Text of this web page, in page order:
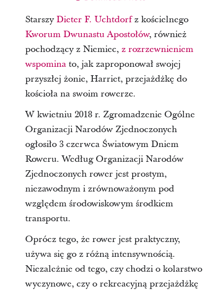
Starszy Dieter F. Uchtdorfz kościelnego
Kworum Dwunastu Apostołów, również
pochodzący z Niemiec, z rozrzewnieniem
wspominato, jak zaproponował swojej
przyszłej żonie, Harriet, przejażdżkę do
kościoła na swoim rowerze.
W kwietniu 2018 r. Zgromadzenie Ogólne
Organizacji Narodów Zjednoczonych
ogłosiło 3 czerwca Światowym Dniem
Roweru. Według Organizacji Narodów
Zjednoczonych rower jest prostym,
niezawodnym i zrównoważonym pod
względem środowiskowym środkiem
transportu.
Oprócz tego, że rower jest praktyczny,
używa się go z różną intensywnością.
Niezależnie od tego, czy chodzi o kolarstwo
wyczynowe, czy o rekreacyjną przejażdżkę